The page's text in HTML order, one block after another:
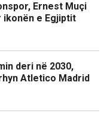
Ernest Muçi
e Egjiptit
deri në 2030,
Atletico Madrid